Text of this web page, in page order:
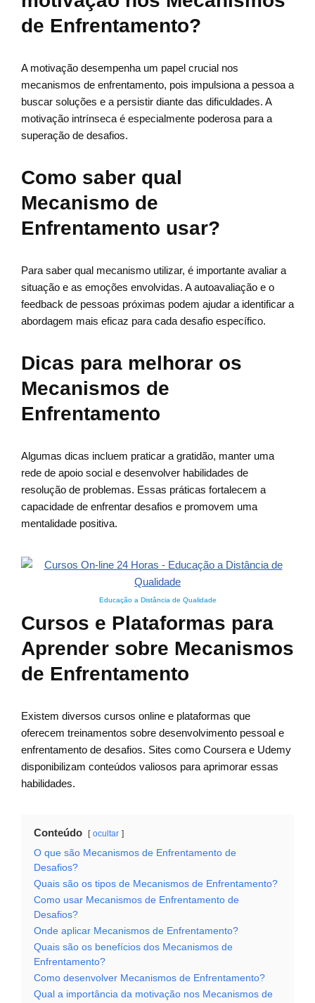
de Enfrentamento?
A motivação desempenha um papel crucial nos
mecanismos de enfrentamento, pois impulsiona a pessoa a
buscar soluções e a persistir diante das dificuldades. A
motivação intrínseca é especialmente poderosa para a
superação de desafios.
Como saber qual
Mecanismo de
Enfrentamento usar?
Para saber qual mecanismo utilizar, é importante avaliar a
situação e as emoções envolvidas. A autoavaliação e o
feedback de pessoas próximas podem ajudar a identificar a
abordagem mais eficaz para cada desafio específico.
Dicas para melhorar os
Mecanismos de
Enfrentamento
Algumas dicas incluem praticar a gratidão, manter uma
rede de apoio social e desenvolver habilidades de
resolução de problemas. Essas práticas fortalecem a
capacidade de enfrentar desafios e promovem uma
mentalidade positiva.
Educação a Distância de Qualidade
Cursos e Plataformas para
Aprender sobre Mecanismos
de Enfrentamento
Existem diversos cursos online e plataformas que
oferecem treinamentos sobre desenvolvimento pessoal e
enfrentamento de desafios. Sites como Coursera e Udemy
disponibilizam conteúdos valiosos para aprimorar essas
habilidades.
Conteúdo ocultar
O que são Mecanismos de Enfrentamento de
Desafios?
Quais são os tipos de Mecanismos de Enfrentamento?
Como usar Mecanismos de Enfrentamento de
Desafios?
Onde aplicar Mecanismos de Enfrentamento?
Quais são os benefícios dos Mecanismos de
Enfrentamento?
Como desenvolver Mecanismos de Enfrentamento?
Qual a importância da motivação nos Mecanismos de